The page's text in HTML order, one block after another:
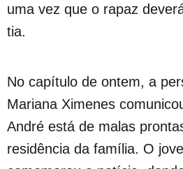
uma vez que o rapaz
tia.
No capítulo de ontem, a
Mariana Ximenes
André está de malas
residência da família. O